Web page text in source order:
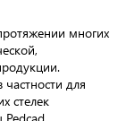
многих
для
стелек